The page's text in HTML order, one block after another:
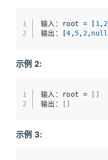
1
2
输入：root = [ 1 ,2
输出：[4 ,5, 2,null
示例 2:
1
2
输入：root =
[]
输出：
[]
示例 3: